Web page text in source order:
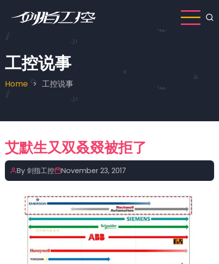
main
content
工控说事
Breadcrumb
Home 工控说事
艾默生又双叒叕被拒了
By 剑指工控 November 23, 2017